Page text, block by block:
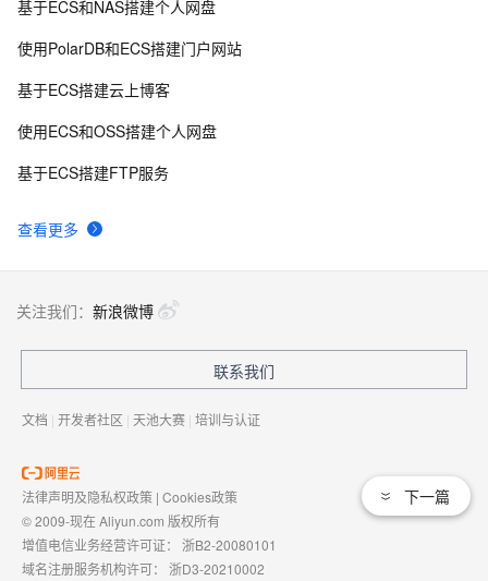
查看更多
基于ECS和NAS搭建个人网盘
使用PolarDB和ECS搭建门户网站
基于ECS搭建云上博客
使用ECS和OSS搭建个人网盘
基于ECS搭建FTP服务
下一篇
关注我们： 新浪微博
联系我们
文档 | 开发者社区 | 天池大赛 | 培训与认证
法律声明及隐私权政策 | Cookies政策
© 2009-现在 Aliyun.com 版权所有
增值电信业务经营许可证： 浙B2-20080101
域名注册服务机构许可： 浙D3-20210002